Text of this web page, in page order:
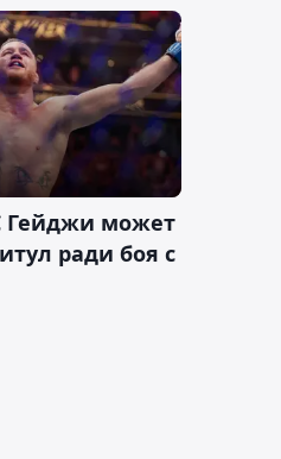
Гейджи может
ради боя с